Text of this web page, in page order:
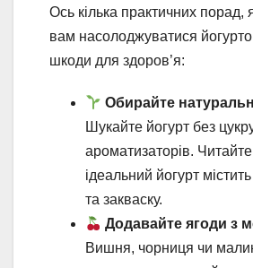
Ось кілька практичних порад,
вам насолоджуватися
шкоди для здоров’я:
Обирайте
Шукайте йогурт без
ароматизаторів.
ідеальний йогурт
та закваску.
Додавайте ягоди з
Вишня, чорниця чи